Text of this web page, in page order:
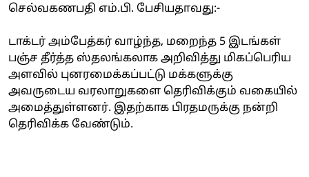
செல்வகணபதி எம்.பி. பேசியதாவது:-
டாக்டர் அம்பேத்கர் வாழ்ந்த, மறைந்த 5 இடங்கள்
பஞ்ச தீர்த்த ஸ்தலங்கலாக அறிவித்து மிகப்பெரிய
அளவில் புனரமைக்கப்பட்டு மக்களுக்கு
அவருடைய வரலாறுகளை தெரிவிக்கும் வகையில்
அமைத்துள்ளனர். இதற்காக பிரதமருக்கு நன்றி
தெரிவிக்க வேண்டும்.